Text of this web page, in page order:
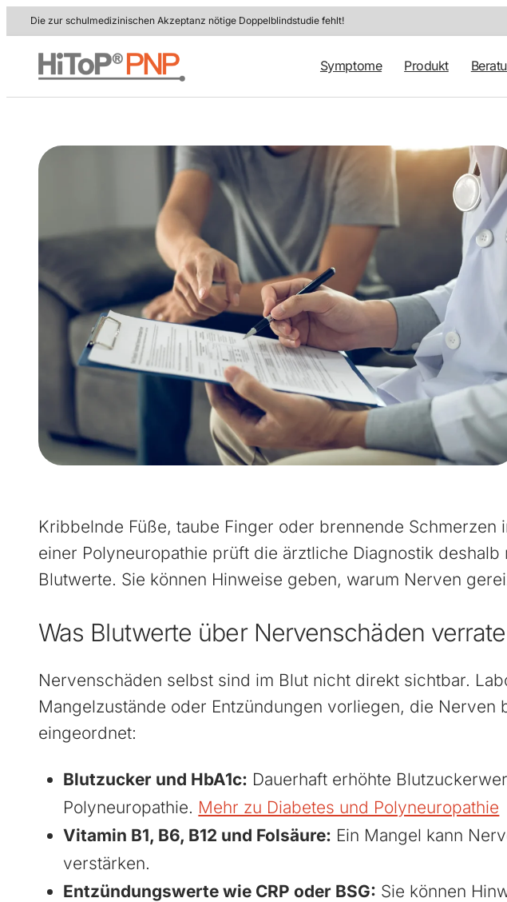
Zum
Inhalt
springen
Die zur schulmedizinischen Akzeptanz nötige Doppelblindstudie fehlt!
Symptome Produkt
Kribbelnde Füße, taube Finger oder brennende
einer Polyneuropathie prüft die ärztliche Diagnostik
Blutwerte. Sie können Hinweise geben, warum Nerven
Was Blutwerte über Nervenschäden
Nervenschäden selbst sind im Blut nicht direkt sichtbar.
Mangelzustände oder Entzündungen vorliegen, die
eingeordnet:
Blutzucker und HbA1c: Dauerhaft erhöhte
Polyneuropathie. Mehr zu Diabetes und Polyneuropathie
Vitamin B1, B6, B12 und Folsäure: Ein Mangel kann
verstärken.
Entzündungswerte wie CRP oder BSG: Sie können